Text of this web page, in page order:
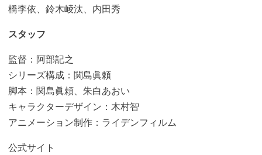
橋李依、鈴木崚汰、内田秀
スタッフ
監督：阿部記之
シリーズ構成：関島眞頼
脚本：関島眞頼、朱白あおい
キャラクターデザイン：木村智
アニメーション制作：ライデンフィルム
公式サイト